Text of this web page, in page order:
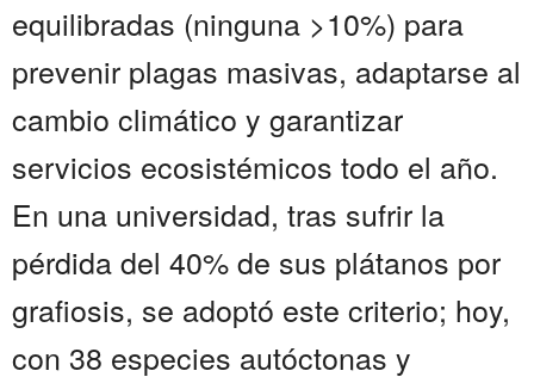
equilibradas (ninguna >10%) para
prevenir plagas masivas, adaptarse al
cambio climático y garantizar
servicios ecosistémicos todo el año.
En una universidad, tras sufrir la
pérdida del 40% de sus plátanos por
grafiosis, se adoptó este criterio; hoy,
con 38 especies autóctonas y